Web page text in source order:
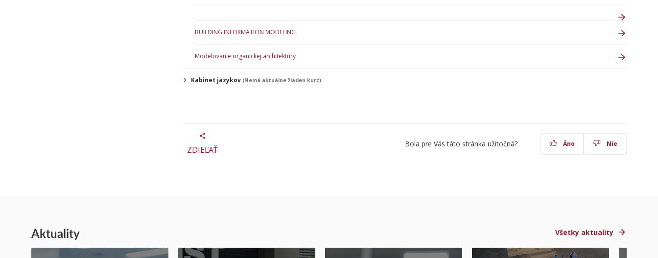
BUILDING INFORMATION MODELING
Modelovanie organickej architektúry
Kabinet jazykov (Nemá aktuálne žiaden kurz)
ZDIEĽAŤ
Bola pre Vás táto stránka užitočná? Áno Nie
Aktuality Všetky aktuality